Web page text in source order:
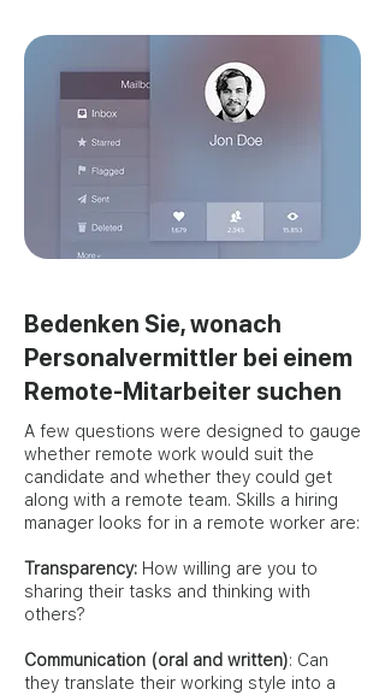
Bedenken Sie, wonach
Personalvermittler bei einem
Remote-Mitarbeiter suchen
A few questions were designed to gauge
whether remote work would suit the
candidate and whether they could get
along with a remote team. Skills a hiring
manager looks for in a remote worker are:
Transparency: How willing are you to
sharing their tasks and thinking with
others?
Communication (oral and written): Can
they translate their working style into a